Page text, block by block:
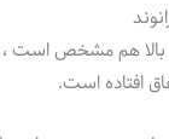
بالا هم مشخص است
افتاده است.